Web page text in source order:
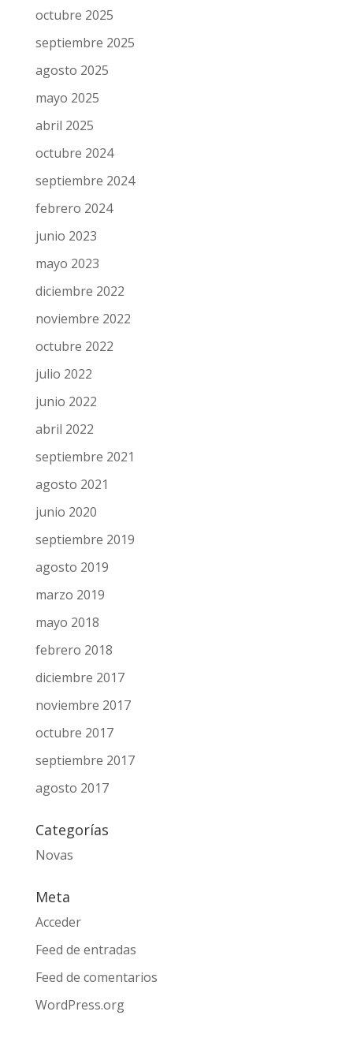
octubre 2025
septiembre 2025
agosto 2025
mayo 2025
abril 2025
octubre 2024
septiembre 2024
febrero 2024
junio 2023
mayo 2023
diciembre 2022
noviembre 2022
octubre 2022
julio 2022
junio 2022
abril 2022
septiembre 2021
agosto 2021
junio 2020
septiembre 2019
agosto 2019
marzo 2019
mayo 2018
febrero 2018
diciembre 2017
noviembre 2017
octubre 2017
septiembre 2017
agosto 2017
Categorías
Novas
Meta
Acceder
Feed de entradas
Feed de comentarios
WordPress.org